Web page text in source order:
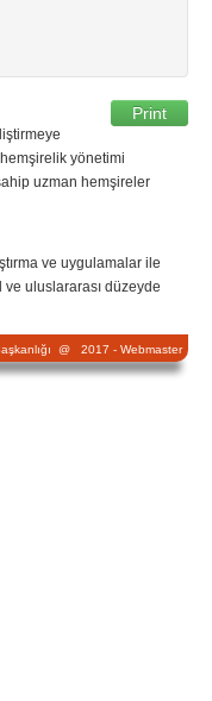
Print
yönetimi
uzman hemşireler
ve uygulamalar ile
ve uluslararası düzeyde
@ 2017 - Webmaster